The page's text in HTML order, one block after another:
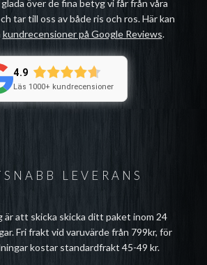
LEVERANS
är att skicka skicka ditt paket inom 24
Fri frakt vid varuvärde från 799kr, för
kostar standardfrakt 45-49 kr.
över de fina betyg vi får från våra
tar till oss av både ris och ros. Här kan
kundrecensioner på Google Reviews.
4.9
Läs 1000+ kundrecensioner